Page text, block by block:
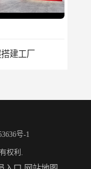
展台搭建工厂
号-1
权利.